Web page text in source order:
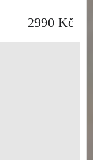
2990 Kč